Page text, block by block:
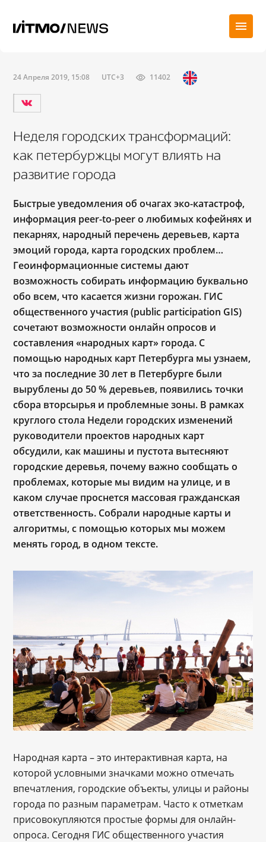
24 Апреля 2019, 15:08 UTC+3 11402
Неделя городских трансформаций:
как петербуржцы могут влиять на
развитие города
Быстрые уведомления об очагах эко-катастроф,
информация peer-to-peer о любимых кофейнях и
пекарнях, народный перечень деревьев, карта
эмоций города, карта городских проблем…
Геоинформационные системы дают
возможность собирать информацию буквально
обо всем, что касается жизни горожан. ГИС
общественного участия (public participation GIS)
сочетают возможности онлайн опросов и
составления «народных карт» города. С
помощью народных карт Петербурга мы узнаем,
что за последние 30 лет в Петербурге были
вырублены до 50 % деревьев, появились точки
сбора вторсырья и проблемные зоны. В рамках
круглого стола Недели городских изменений
руководители проектов народных карт
обсудили, как машины и пустота вытесняют
городские деревья, почему важно сообщать о
проблемах, которые мы видим на улице, и в
каком случае проснется массовая гражданская
ответственность. Собрали народные карты и
алгоритмы, с помощью которых мы можем
менять город, в одном тексте.
Народная карта – это интерактивная карта, на
которой условными значками можно отмечать
впечатления, городские объекты, улицы и районы
города по разным параметрам. Часто к отметкам
присовокупляются простые формы для онлайн-
опроса. Сегодня ГИС общественного участия